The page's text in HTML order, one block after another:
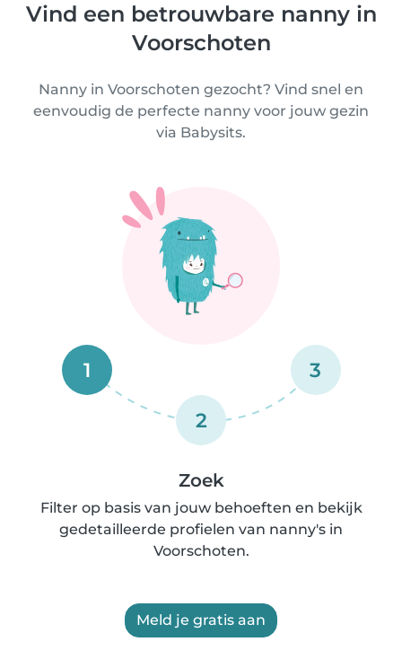
Vind een betrouwbare nanny in
Voorschoten
Nanny in Voorschoten gezocht? Vind snel en
eenvoudig de perfecte nanny voor jouw gezin
via Babysits.
1
2
3
Zoek
Filter op basis van jouw behoeften en bekijk
gedetailleerde profielen van nanny's in
Voorschoten.
Meld je gratis aan